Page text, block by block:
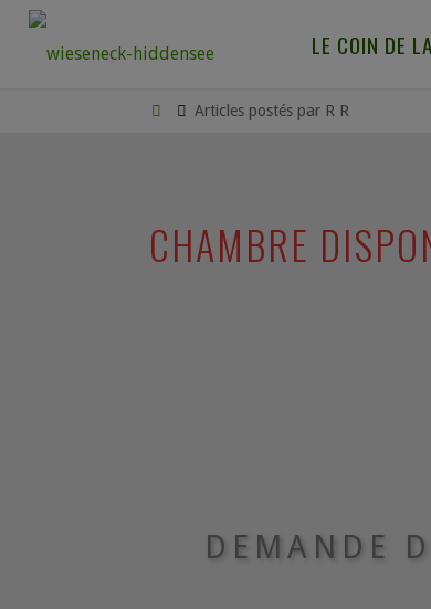
LE COIN DE
Articles postés par R R
CHAMBRE
DEMANDE